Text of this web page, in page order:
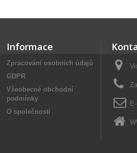
Informace
Zpracování osobních údajů
GDPR
Všeobecné obchodní
podmínky
O společnosti